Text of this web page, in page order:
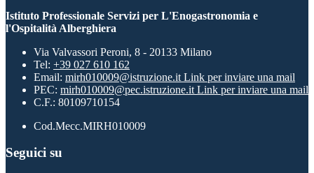
Istituto Professionale Servizi per L'Enogastronomia e
l'Ospitalità Alberghiera
Via Valvassori Peroni, 8 - 20133 Milano
Tel: +39 027 610 162
Email: mirh010009@istruzione.it Link per inviare una mail
PEC: mirh010009@pec.istruzione.it Link per inviare una mail
C.F.: 80109710154
Cod.Mecc.MIRH010009
Seguici su